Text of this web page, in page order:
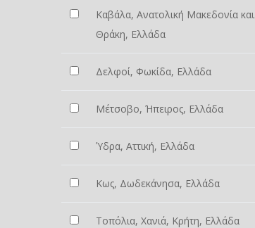
Καβάλα, Ανατολική Μακεδονία και
Θράκη, Ελλάδα
Δελφοί, Φωκίδα, Ελλάδα
Μέτσοβο, Ήπειρος, Ελλάδα
Ύδρα, Αττική, Ελλάδα
Κως, Δωδεκάνησα, Ελλάδα
Τοπόλια, Χανιά, Κρήτη, Ελλάδα